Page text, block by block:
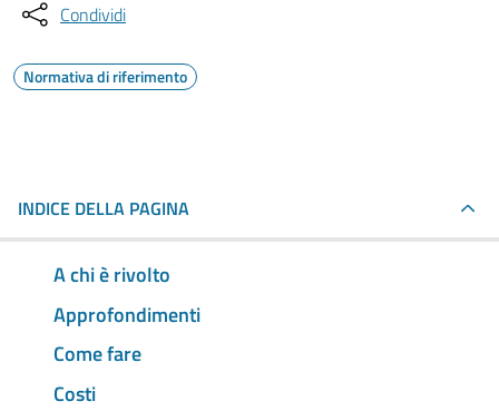
Condividi
Normativa di riferimento
INDICE DELLA PAGINA
A chi è rivolto
Approfondimenti
Come fare
Costi